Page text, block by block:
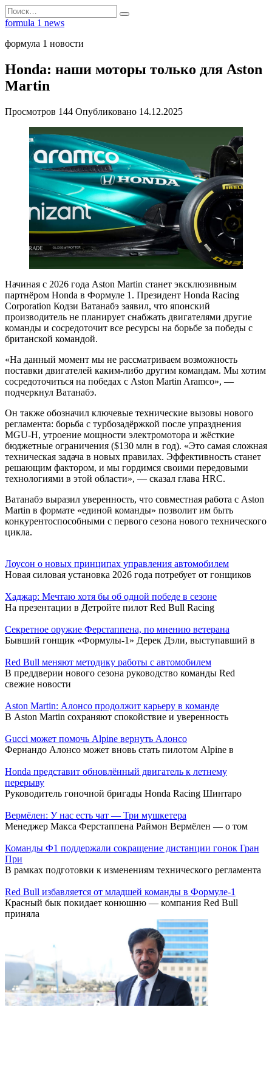
Перейти
к
Search
for:
formula 1 news
формула 1 новости
Honda: наши моторы только для Aston
Martin
Просмотров 144 Опубликовано 14.12.2025
Начиная с 2026 года Aston Martin станет эксклюзивным
партнёром Honda в Формуле 1. Президент Honda Racing
Corporation Кодзи Ватанабэ заявил, что японский
производитель не планирует снабжать двигателями другие
команды и сосредоточит все ресурсы на борьбе за победы с
британской командой.
«На данный момент мы не рассматриваем возможность
поставки двигателей каким-либо другим командам. Мы хотим
сосредоточиться на победах с Aston Martin Aramco», —
подчеркнул Ватанабэ.
Он также обозначил ключевые технические вызовы нового
регламента: борьба с турбозадёржкой после упразднения
MGU-H, утроение мощности электромотора и жёсткие
бюджетные ограничения ($130 млн в год). «Это самая сложная
техническая задача в новых правилах. Эффективность станет
решающим фактором, и мы гордимся своими передовыми
технологиями в этой области», — сказал глава HRC.
Ватанабэ выразил уверенность, что совместная работа с Aston
Martin в формате «единой команды» позволит им быть
конкурентоспособными с первого сезона нового технического
цикла.
Лоусон о новых принципах управления автомобилем
Новая силовая установка 2026 года потребует от гонщиков
Хаджар: Мечтаю хотя бы об одной победе в сезоне
На презентации в Детройте пилот Red Bull Racing
Секретное оружие Ферстаппена, по мнению ветерана
Бывший гонщик «Формулы-1» Дерек Дэли, выступавший в
Red Bull меняют методику работы с автомобилем
В преддверии нового сезона руководство команды Red
свежие новости
Aston Martin: Алонсо продолжит карьеру в команде
В Aston Martin сохраняют спокойствие и уверенность
Gucci может помочь Alpine вернуть Алонсо
Фернандо Алонсо может вновь стать пилотом Alpine в
Honda представит обновлённый двигатель к летнему
перерыву
Руководитель гоночной бригады Honda Racing Шинтаро
Вермёлен: У нас есть чат — Три мушкетера
Менеджер Макса Ферстаппена Раймон Вермёлен — о том
Команды Ф1 поддержали сокращение дистанции гонок Гран
При
В рамках подготовки к изменениям технического регламента
Red Bull избавляется от младшей команды в Формуле-1
Красный бык покидает конюшню — компания Red Bull
приняла